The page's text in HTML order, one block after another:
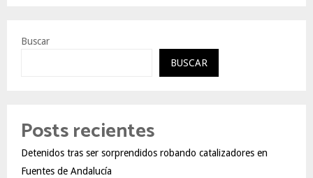
Buscar
BUSCAR
Posts recientes
Detenidos tras ser sorprendidos robando catalizadores en
Fuentes de Andalucía